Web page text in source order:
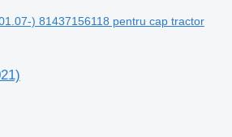
) 81437156118 pentru cap tractor